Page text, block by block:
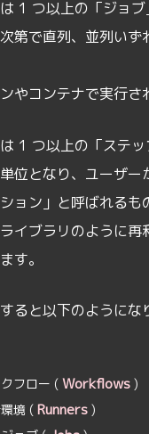
1 つ以上の「ジョブ
第で直列、並列いず
やコンテナで実行さ
1 つ以上の「ステッ
位となり、ユーザー
ョン」と呼ばれるも
イブラリのように再
す。
ると以下のようにな
フロー ( Workflows )
境 ( Runners )